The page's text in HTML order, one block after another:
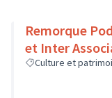
Remorque
et Inter
Culture et